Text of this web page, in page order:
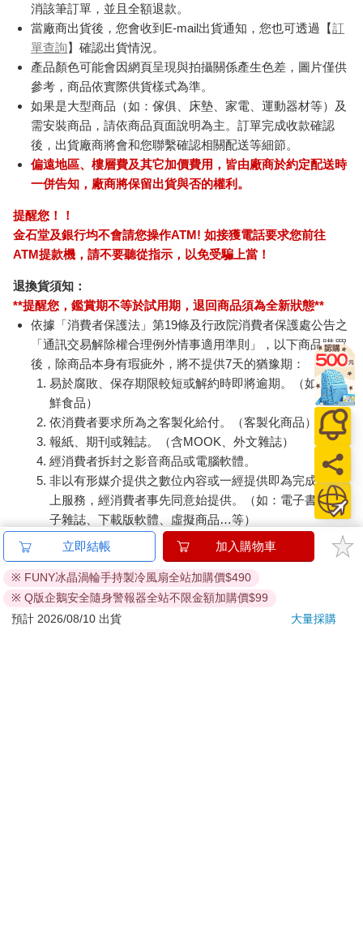
消該筆訂單，並且全額退款。
當廠商出貨後，您會收到E-mail出貨通知，您也可透過【訂
單查詢】確認出貨情況。
產品顏色可能會因網頁呈現與拍攝關係產生色差，圖片僅供
參考，商品依實際供貨樣式為準。
如果是大型商品（如：傢俱、床墊、家電、運動器材等）及
需安裝商品，請依商品頁面說明為主。訂單完成收款確認
後，出貨廠商將會和您聯繫確認相關配送等細節。
偏遠地區、樓層費及其它加價費用，皆由廠商於約定配送時
一併告知，廠商將保留出貨與否的權利。
提醒您！！
金石堂及銀行均不會請您操作ATM! 如接獲電話要求您前往
ATM提款機，請不要聽從指示，以免受騙上當！
退換貨須知：
**提醒您，鑑賞期不等於試用期，退回商品須為全新狀態**
依據「消費者保護法」第19條及行政院消費者保護處公告之
「通訊交易解除權合理例外情事適用準則」，以下商品購買
後，除商品本身有瑕疵外，將不提供7天的猶豫期：
易於腐敗、保存期限較短或解約時即將逾期。（如：生
鮮食品）
依消費者要求所為之客製化給付。（客製化商品）
報紙、期刊或雜誌。（含MOOK、外文雜誌）
經消費者拆封之影音商品或電腦軟體。
非以有形媒介提供之數位內容或一經提供即為完成之線
上服務，經消費者事先同意始提供。（如：電子書、電
子雜誌、下載版軟體、虛擬商品…等）
已拆封之個人衛生用品。（如：內衣褲、刮鬍刀、除毛
刀…等）
若非上列種類商品，均享有到貨7天的猶豫期（含例假
日）。
辦理退換貨時，商品（組合商品恕無法接受單獨退貨）必須
立即結帳 加入購物車
※ FUNY冰晶渦輪手持製冷風扇全站加購價$490
※ Q版企鵝安全隨身警報器全站不限金額加購價$99
預計 2026/08/10 出貨
大量採購